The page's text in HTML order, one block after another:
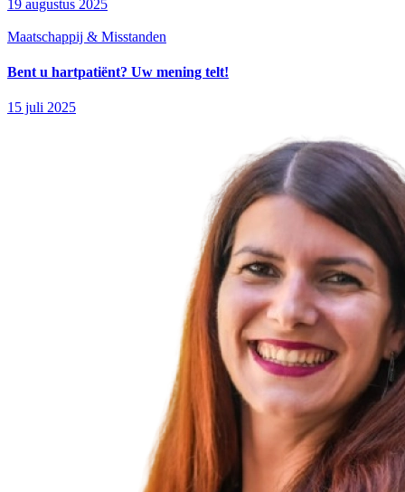
19 augustus 2025
Maatschappij & Misstanden
Bent u hartpatiënt? Uw mening telt!
15 juli 2025